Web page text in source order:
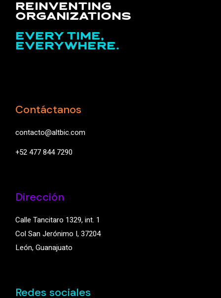
REINVENTING
ORGANIZATIONS
EVERY TIME,
EVERYWHERE.
Contáctanos
contacto@altbic.com
+52 477 844 7290
Dirección
Calle Tancitaro 1329, int. 1
Col San Jerónimo I, 37204
León, Guanajuato
Redes sociales